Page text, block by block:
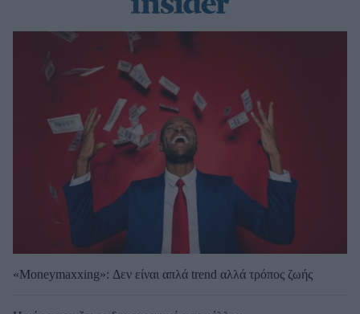
«Moneymaxxing»: Δεν είναι απλά trend αλλά τρόπος ζωής